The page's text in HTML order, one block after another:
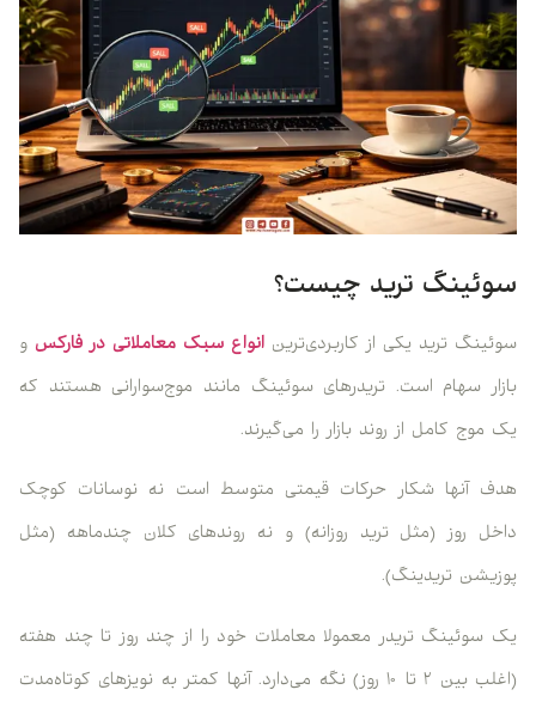
سوئینگ ترید چیست؟
سوئینگ ترید یکی از کاربردی‌ترین انواع سبک معاملاتی در فارکس و
بازار سهام است. تریدرهای سوئینگ مانند موج‌سوارانی هستند که
یک موج کامل از روند بازار را می‌گیرند.
هدف آنها شکار حرکات قیمتی متوسط است نه نوسانات کوچک
داخل روز (مثل ترید روزانه) و نه روندهای کلان چندماهه (مثل
پوزیشن تریدینگ).
یک سوئینگ تریدر معمولا معاملات خود را از چند روز تا چند هفته
(اغلب بین ۲ تا ۱۰ روز) نگه می‌دارد. آنها کمتر به نویزهای کوتاه‌مدت